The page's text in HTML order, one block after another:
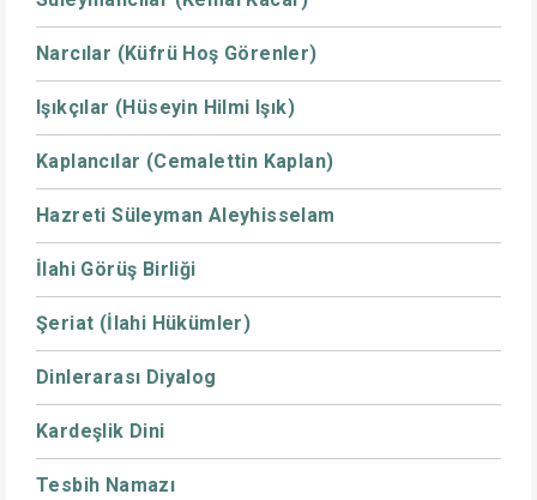
Narcılar (Küfrü Hoş Görenler)
Işıkçılar (Hüseyin Hilmi Işık)
Kaplancılar (Cemalettin Kaplan)
Hazreti Süleyman Aleyhisselam
İlahi Görüş Birliği
Şeriat (İlahi Hükümler)
Dinlerarası Diyalog
Kardeşlik Dini
Tesbih Namazı